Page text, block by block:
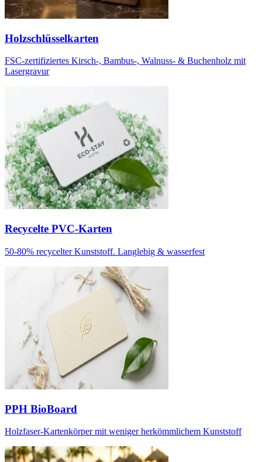
Holzschlüsselkarten
FSC-zertifiziertes Kirsch-, Bambus-, Walnuss- & Buchenholz mit
Lasergravur
Recycelte PVC-Karten
50-80% recycelter Kunststoff. Langlebig & wasserfest
PPH BioBoard
Holzfaser-Kartenkörper mit weniger herkömmlichem Kunststoff